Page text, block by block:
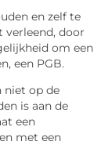
en zelf te
verleend, door
om een
een PGB.
niet op de
is aan de
een
met een